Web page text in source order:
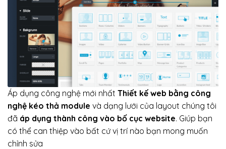
Áp dụng công nghệ mới nhất Thiết kế web bằng công
nghệ kéo thả module và dạng lưới của layout chúng tôi
đã áp dụng thành công vào bố cục website. Giúp bạn
có thể can thiệp vào bất cứ vị trí nào bạn mong muốn
chỉnh sửa